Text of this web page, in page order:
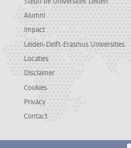
Alumni
Impact
Leiden-Delft-Erasmus Universities
Locaties
Disclaimer
Cookies
Privacy
Contact